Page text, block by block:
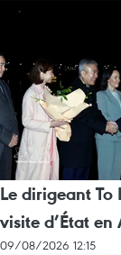
Le dirigeant
visite d’État
09/08/2026 12:15